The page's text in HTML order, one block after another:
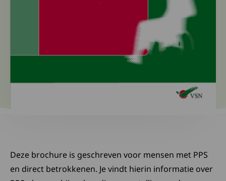
Deze brochure is geschreven voor mensen met PPS
en direct betrokkenen. Je vindt hierin informatie over